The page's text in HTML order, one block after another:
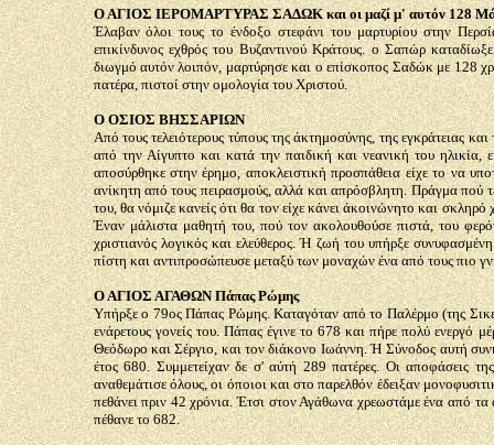
Ο ΑΓΙΟΣ ΙΕΡΟΜΑΡΤΥΡΑΣ ΣΑΔΩΚ και οι μαζί μ' αυτόν 128
Έλαβαν όλοι τους το ένδοξο στεφάνι του μαρτυρίου στην
επικίνδυνος εχθρός του Βυζαντινού Κράτους. ο Σαπώρ
διωγμό αυτόν λοιπόν, μαρτύρησε και ο επίσκοπος Σαδώκ με 128
πατέρα, πιστοί στην ομολογία του Χριστού.
Ο ΟΣΙΟΣ ΒΗΣΣΑΡΙΩΝ
Από τους τελειότερους τύπους της άκτημοσύνης, της εγκράτειας
από την Αίγυπτο και κατά την παιδική και νεανική του ηλικία,
αποσύρθηκε στην έρημο, αποκλειστική προσπάθεια είχε το να
ανίκητη από τους πειρασμούς, αλλά και απρόσβλητη. Πράγμα
του, θα νόμιζε κανείς ότι θα τον είχε κάνει άκοινώνητο και
Έναν μάλιστα μαθητή του, πού τον ακολουθούσε πιστά, του
χριστιανός λογικός και ελεύθερος. Ή ζωή του υπήρξε
πίστη και αντιπροσώπευσε μεταξύ των μοναχών ένα από τους πιο
Ο ΑΓΙΟΣ ΑΓΑΘΩΝ Πάπας Ρώμης
Υπήρξε ο 79ος Πάπας Ρώμης. Καταγόταν από το Παλέρμο (της
ενάρετους γονείς του. Πάπας έγινε το 678 και πήρε πολύ ενεργό
Θεόδωρο και Σέργιο, και τον διάκονο Ιωάννη. Ή Σύνοδος αυτή
έτος 680. Συμμετείχαν δε σ' αύτή 289 πατέρες. Οι αποφάσεις
αναθεμάτισε όλους, οι όποιοι και στο παρελθόν έδειξαν
πεθάνει πριν 42 χρόνια. Έτσι στον Αγάθωνα χρεωστάμε ένα από
πέθανε το 682.